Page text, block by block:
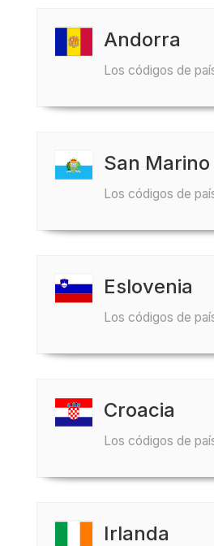
Andorra
Los códigos de
San Marino
Los códigos de
Eslovenia
Los códigos de
Croacia
Los códigos de
Irlanda